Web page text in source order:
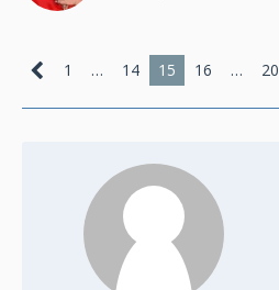
1 … 14 15 16 … 20